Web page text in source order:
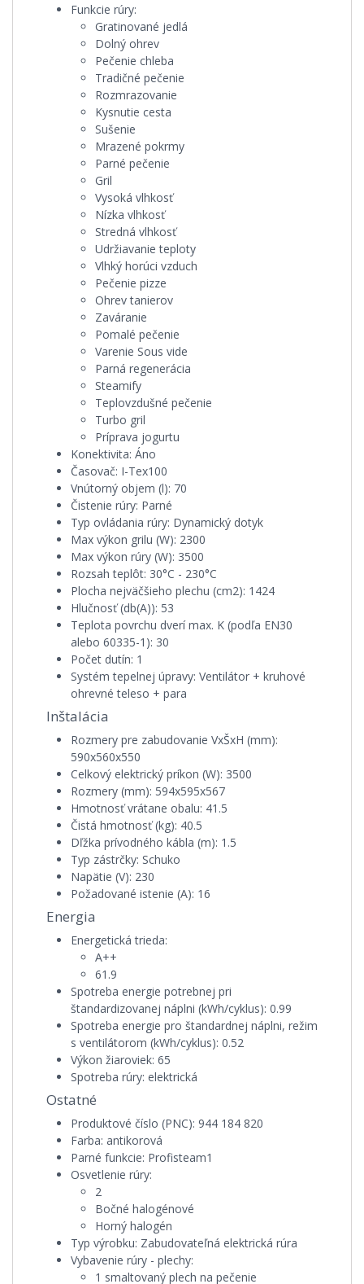
Funkcie rúry:
Gratinované jedlá
Dolný ohrev
Pečenie chleba
Tradičné pečenie
Rozmrazovanie
Kysnutie cesta
Sušenie
Mrazené pokrmy
Parné pečenie
Gril
Vysoká vlhkosť
Nízka vlhkosť
Stredná vlhkosť
Udržiavanie teploty
Vlhký horúci vzduch
Pečenie pizze
Ohrev tanierov
Zaváranie
Pomalé pečenie
Varenie Sous vide
Parná regenerácia
Steamify
Teplovzdušné pečenie
Turbo gril
Príprava jogurtu
Konektivita: Áno
Časovač: I-Tex100
Vnútorný objem (l): 70
Čistenie rúry: Parné
Typ ovládania rúry: Dynamický dotyk
Max výkon grilu (W): 2300
Max výkon rúry (W): 3500
Rozsah teplôt: 30°C - 230°C
Plocha nejväčšieho plechu (cm2): 1424
Hlučnosť (db(A)): 53
Teplota povrchu dverí max. K (podľa EN30
alebo 60335-1): 30
Počet dutín: 1
Systém tepelnej úpravy: Ventilátor + kruhové
ohrevné teleso + para
Inštalácia
Rozmery pre zabudovanie VxŠxH (mm):
590x560x550
Celkový elektrický príkon (W): 3500
Rozmery (mm): 594x595x567
Hmotnosť vrátane obalu: 41.5
Čistá hmotnosť (kg): 40.5
Dľžka prívodného kábla (m): 1.5
Typ zástrčky: Schuko
Napätie (V): 230
Požadované istenie (A): 16
Energia
Energetická trieda:
A++
61.9
Spotreba energie potrebnej pri
štandardizovanej náplni (kWh/cyklus): 0.99
Spotreba energie pro štandardnej náplni, režim
s ventilátorom (kWh/cyklus): 0.52
Výkon žiaroviek: 65
Spotreba rúry: elektrická
Ostatné
Produktové číslo (PNC): 944 184 820
Farba: antikorová
Parné funkcie: Profisteam1
Osvetlenie rúry:
2
Bočné halogénové
Horný halogén
Typ výrobku: Zabudovateľná elektrická rúra
Vybavenie rúry - plechy:
1 smaltovaný plech na pečenie